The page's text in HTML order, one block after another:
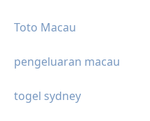
Toto Macau
pengeluaran macau
togel sydney